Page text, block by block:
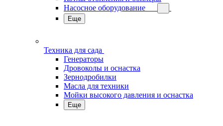
Насосное оборудование
Еще
Техника для сада
Генераторы
Дровоколы и оснастка
Зернодробилки
Масла для техники
Мойки высокого давления и оснастка
Еще